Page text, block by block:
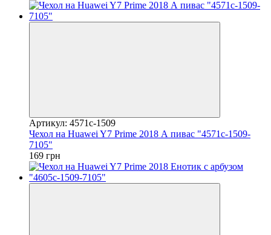
Артикул: 4571c-1509
Чехол на Huawei Y7 Prime 2018 А пивас "4571c-1509-
7105"
169 грн